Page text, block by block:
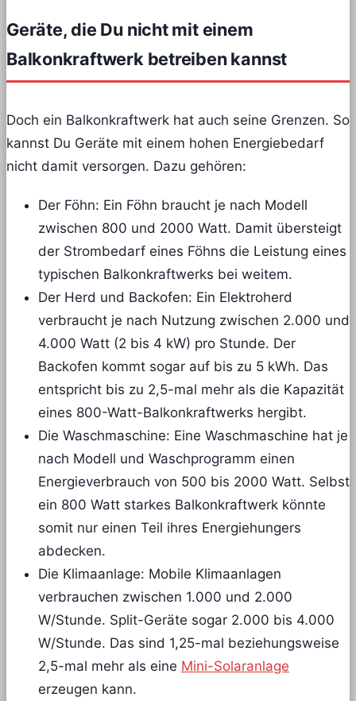
Geräte, die Du nicht mit einem
Balkonkraftwerk betreiben kannst
Doch ein Balkonkraftwerk hat auch seine Grenzen. So
kannst Du Geräte mit einem hohen Energiebedarf
nicht damit versorgen. Dazu gehören:
Der Föhn: Ein Föhn braucht je nach Modell
zwischen 800 und 2000 Watt. Damit übersteigt
der Strombedarf eines Föhns die Leistung eines
typischen Balkonkraftwerks bei weitem.
Der Herd und Backofen: Ein Elektroherd
verbraucht je nach Nutzung zwischen 2.000 und
4.000 Watt (2 bis 4 kW) pro Stunde. Der
Backofen kommt sogar auf bis zu 5 kWh. Das
entspricht bis zu 2,5-mal mehr als die Kapazität
eines 800-Watt-Balkonkraftwerks hergibt.
Die Waschmaschine: Eine Waschmaschine hat je
nach Modell und Waschprogramm einen
Energieverbrauch von 500 bis 2000 Watt. Selbst
ein 800 Watt starkes Balkonkraftwerk könnte
somit nur einen Teil ihres Energiehungers
abdecken.
Die Klimaanlage: Mobile Klimaanlagen
verbrauchen zwischen 1.000 und 2.000
W/Stunde. Split-Geräte sogar 2.000 bis 4.000
W/Stunde. Das sind 1,25-mal beziehungsweise
2,5-mal mehr als eine Mini-Solaranlage
erzeugen kann.